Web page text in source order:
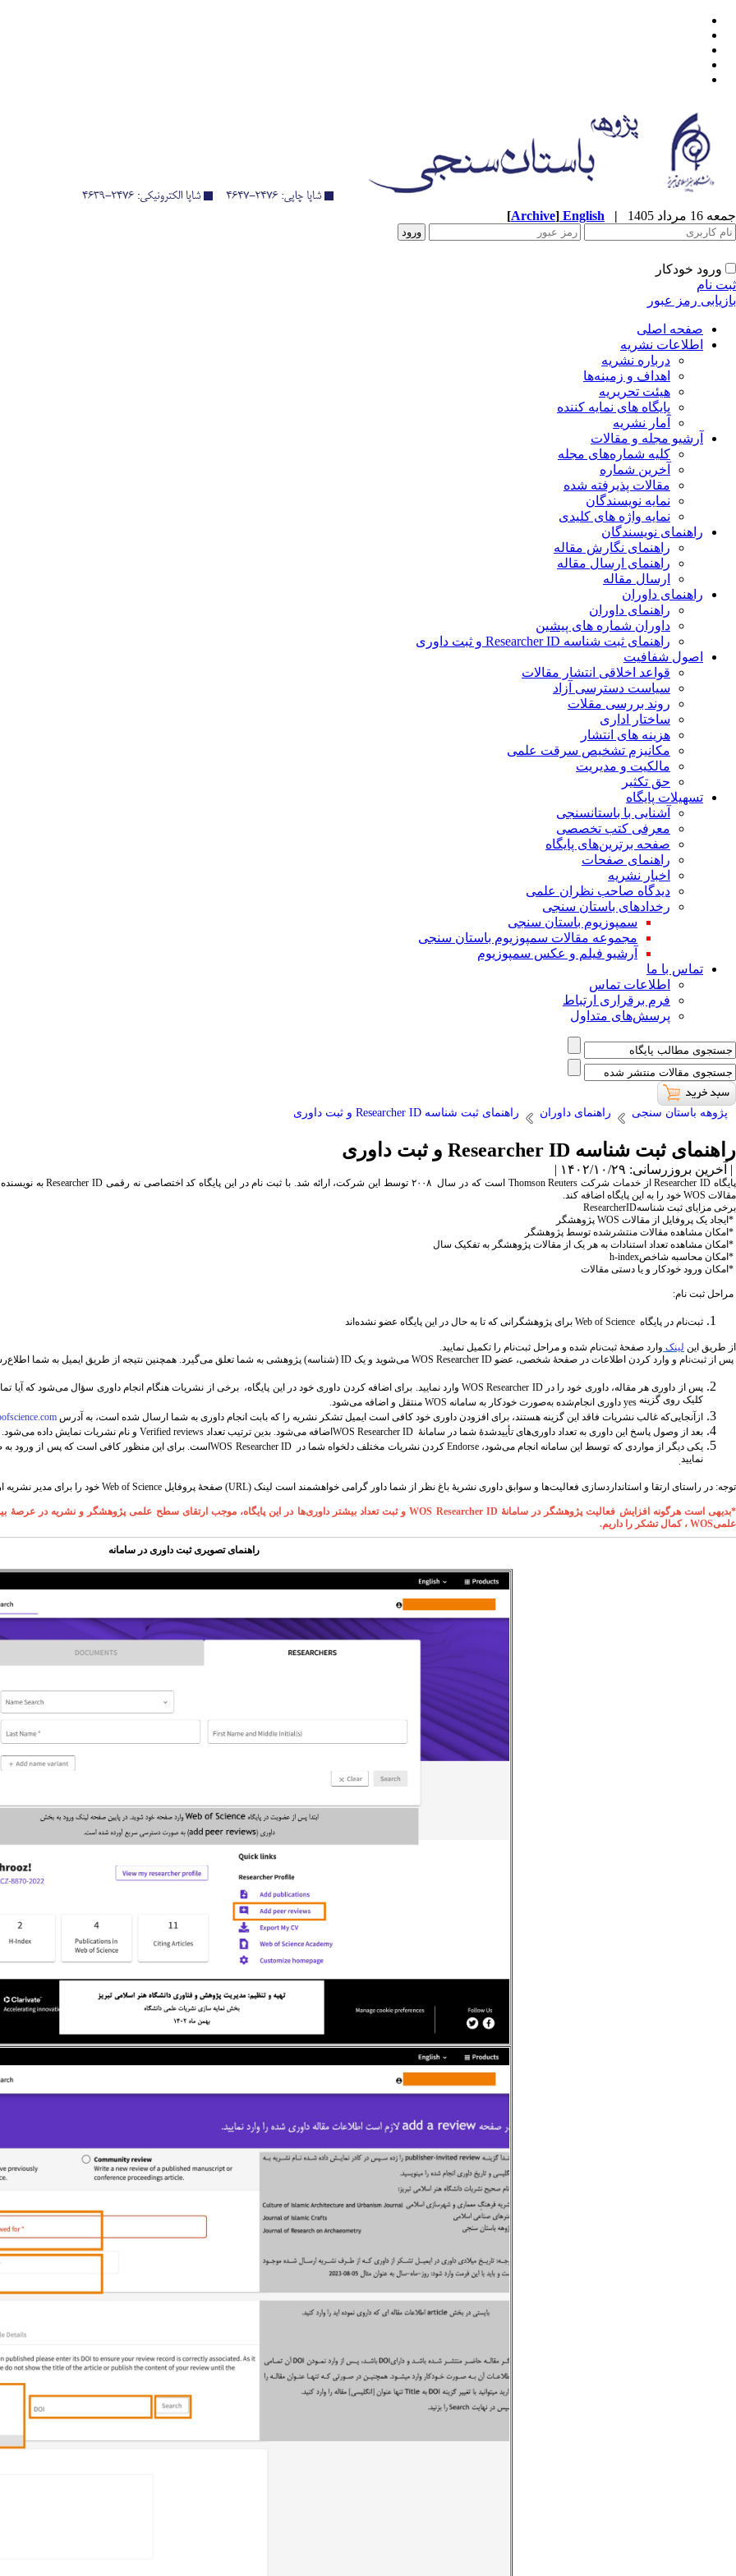
جمعه 16 مرداد 1405 |
English
[Archive]
ورود خودکار
ثبت نام
بازیابی رمز عبور
صفحه اصلی
اطلاعات نشریه
درباره نشریه
اهداف و زمینه‌ها
هیئت تحریریه
پایگاه های نمایه کننده
آمار نشریه
آرشیو مجله و مقالات
کلیه شماره‌های مجله
آخرین شماره
مقالات پذیرفته شده
نمایه نویسندگان
نمایه واژه های کلیدی
راهنمای نویسندگان
راهنمای نگارش مقاله
راهنمای ارسال مقاله
ارسال مقاله
راهنمای داوران
راهنمای داوران
داوران شماره های پیشین
راهنمای ثبت شناسه Researcher ID و ثبت داوری
اصول شفافیت
قواعد اخلاقی انتشار مقالات
سیاست دسترسی آزاد
روند بررسی مقلات
ساختار اداری
هزینه های انتشار
ﻣﮑﺎﻧﯿﺰم ﺗﺸﺨﯿﺺ ﺳﺮﻗﺖ ﻋﻠﻤﯽ
مالکیت و مدیریت
حق تکثیر
تسهیلات پایگاه
آشنایی با باستانسنجی
معرفی کتب تخصصی
صفحه برترین‌های پایگاه
راهنمای صفحات
اخبار نشریه
دیدگاه صاحب نظران علمی
رخدادهای باستان سنجی
سمپوزیوم باستان سنجی
مجموعه مقالات سمپوزیوم باستان سنجی
آرشیو فیلم و عکس سمپوزیوم
تماس با ما
اطلاعات تماس
فرم برقراری ارتباط
پرسش‌های متداول
پژوهه باستان سنجی راهنمای داوران راهنمای ثبت شناسه Researcher ID و ثبت داوری
راهنمای ثبت شناسه Researcher ID و ثبت داوری
| آخرین بروزرسانی: ۱۴۰۲/۱۰/۲۹ |
پایگاهResearcher ID از خدمات شرکتThomson Reuters است که در سال ۲۰۰۸ توسط این شرکت، ارائه شد. با ثبت نام در این پایگاه کد اختصاصی نه رقمی Researcher IDبه
مقالات WOS خود را به این پایگاه اضافه کند.
برخی مزایای ثبت شناسهResearcherID
* ایجاد یک پروفایل از مقالات WOS پژوهشگر
* امکان مشاهده مقالات منتشرشده توسط پژوهشگر
* امکان مشاهده تعداد استنادات به هر یک از مقالات پژوهشگر به تفکیک سال
* امکان محاسبه شاخص‌h-index
* امکان ورود خودکار و یا دستی مقالات
مراحل ثبت نام:
ثبت‌نام در پایگاه Web of Science برای پژوهشگرانی که تا به حال در این پایگاه عضو نشده‌اند
از طریق این لینک وارد صفحۀ ثبت‌نام شده و مراحل ثبت‌نام را تکمیل نمایید.
پس از ثبت‌نام و وارد کردن اطلاعات در صفحۀ شخصی، عضو WOS Researcher ID می‌شوید و یک ID (شناسه) پژوهشی به شما تعلق می‌گیرد. همچنین نتیجه از طریق ایمیل به شما
پس از داوری هر مقاله، داوری خود را در WOS Researcher ID وارد نمایید. برای اضافه کردن داوری خود در این پایگاه، برخی از نشریات هنگام انجام داوری سؤال می‌شود که آیا
کلیک روی گزینه yes داوری انجام‌شده به‌صورت خودکار به سامانه WOS منتقل و اضافه می‌شود.
ازآنجایی‌که غالب نشریات فاقد این گزینه هستند، برای افزودن داوری خود کافی است ایمیل تشکر نشریه را که بابت انجام داوری به شما ارسال شده است، به آدرس
بعد از وصول پاسخ این داوری به تعداد داوری­‌های تأییدشدۀ شما در سامانۀ WOS Researcher ID اضافه می‌شود. بدین ترتیب تعداد Verified reviews و نام نشریات نمایش داده می‌شود.
یکی دیگر از مواردی که توسط این سامانه انجام می‌شود،Endorse کردن نشریات مختلف دلخواه شما در WOS Researcher IDاست. برای این منظور کافی است که پس از ورود
نمایید.
توجه: در راستای ارتقا و استانداردسازی فعالیت‌ها و سوابق داوری نشریۀ باغ نظر از شما داور گرامی خواهشمند است لینک (URL) صفحۀ پروفایل Web of Science خود را برای مدیر نشریه
*بدیهی است هرگونه افزایش فعالیت پژوهشگر در سامانۀ WOS Researcher ID و ثبت تعداد بیشتر داوری‌ها در این پایگاه، موجب ارتقای سطح علمی پژوهشگر و نشریه در عرصۀ
علمیWOS ، کمال تشکر را داریم.
راهنمای تصویری ثبت داوری در سامانه